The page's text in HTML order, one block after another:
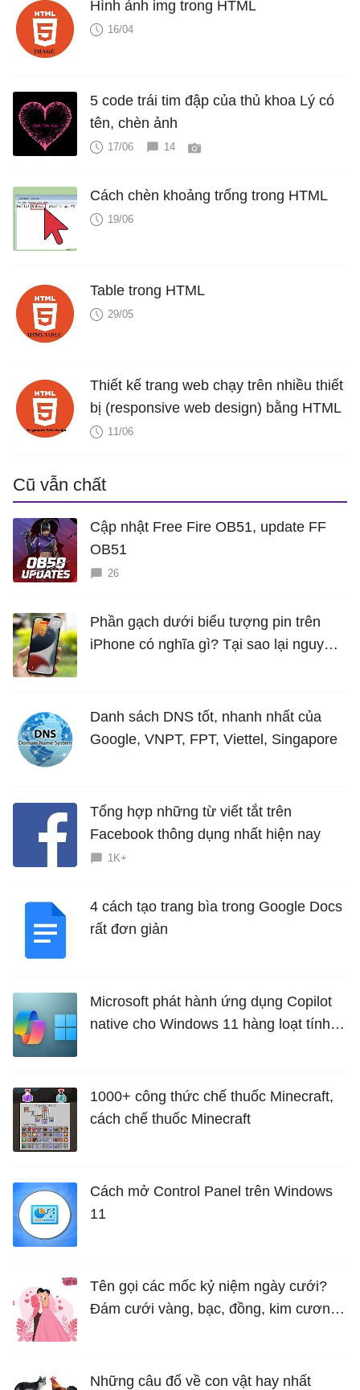
Hình ảnh img trong HTML
16/04
5 code trái tim đập của thủ khoa Lý có
tên, chèn ảnh
17/06 14
Cách chèn khoảng trống trong HTML
19/06
Table trong HTML
29/05
Thiết kế trang web chạy trên nhiều thiết
bị (responsive web design) bằng HTML
11/06
Cũ vẫn chất
Cập nhật Free Fire OB51, update FF
OB51
26
Phần gạch dưới biểu tượng pin trên
iPhone có nghĩa gì? Tại sao lại nguy
Danh sách DNS tốt, nhanh nhất của
Google, VNPT, FPT, Viettel, Singapore
Tổng hợp những từ viết tắt trên
Facebook thông dụng nhất hiện nay
1K+
4 cách tạo trang bìa trong Google Docs
rất đơn giản
Microsoft phát hành ứng dụng Copilot
native cho Windows 11 hàng loạt tính
1000+ công thức chế thuốc Minecraft,
cách chế thuốc Minecraft
Cách mở Control Panel trên Windows
11
Tên gọi các mốc kỷ niệm ngày cưới?
Đám cưới vàng, bạc, đồng, kim cương
Những câu đố về con vật hay nhất